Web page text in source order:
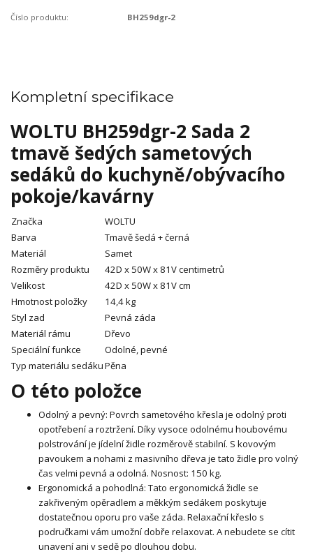
Číslo produktu: BH259dgr-2
Kompletní specifikace
WOLTU BH259dgr-2 Sada 2
tmavě šedých sametových
sedáků do kuchyně/obývacího
pokoje/kavárny
Značka
WOLTU
Barva
Tmavě šedá + černá
Materiál
Samet
Rozměry produktu
42D x 50W x 81V centimetrů
Velikost
42D x 50W x 81V cm
Hmotnost položky
14,4 kg
Styl zad
Pevná záda
Materiál rámu
Dřevo
Speciální funkce
Odolné, pevné
Typ materiálu sedákuPěna
O této položce
Odolný a pevný: Povrch sametového křesla je odolný proti
opotřebení a roztržení. Díky vysoce odolnému houbovému
polstrování je jídelní židle rozměrově stabilní. S kovovým
pavoukem a nohami z masivního dřeva je tato židle pro volný
čas velmi pevná a odolná. Nosnost: 150 kg.
Ergonomická a pohodlná: Tato ergonomická židle se
zakřiveným opěradlem a měkkým sedákem poskytuje
dostatečnou oporu pro vaše záda. Relaxační křeslo s
područkami vám umožní dobře relaxovat. A nebudete se cítit
unavení ani v sedě po dlouhou dobu.